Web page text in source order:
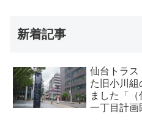
新着記事
仙台トラス
た旧小川組
ました「
一丁目計画